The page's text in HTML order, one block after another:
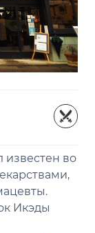
известен во
Икэды